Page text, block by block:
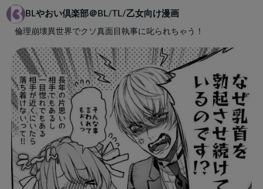
BLやおい倶楽部＠BL/TL/乙女向け漫画
倫理崩壊異世界でクソ真面目執事に叱られちゃう！